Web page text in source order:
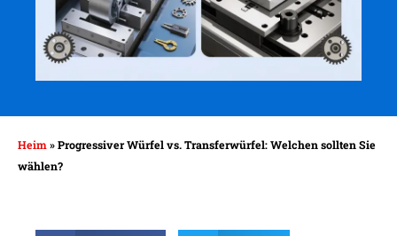
Heim »Progressiver Würfel vs. Transferwürfel: Welchen sollten Sie
wählen?